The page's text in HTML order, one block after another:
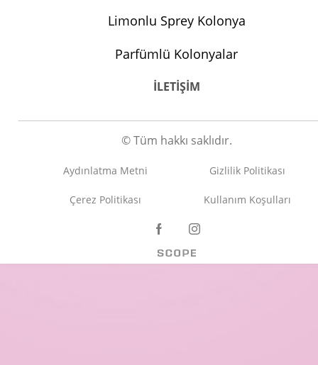
Limonlu Sprey Kolonya
Parfümlü Kolonyalar
İLETİŞİM
© Tüm hakkı saklıdır.
Aydınlatma Metni Gizlilik Politikası
Çerez Politikası Kullanım Koşulları